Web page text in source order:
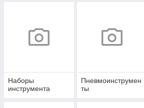
Наборы
инструмента
Пневмоинструмен
ты